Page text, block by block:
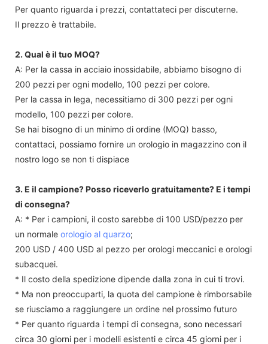
Per quanto riguarda i prezzi, contattateci per discuterne.
Il prezzo è trattabile.
2. Qual è il tuo MOQ?
A: Per la cassa in acciaio inossidabile, abbiamo bisogno di
200 pezzi per ogni modello, 100 pezzi per colore.
Per la cassa in lega, necessitiamo di 300 pezzi per ogni
modello, 100 pezzi per colore.
Se hai bisogno di un minimo di ordine (MOQ) basso,
contattaci, possiamo fornire un orologio in magazzino con il
nostro logo se non ti dispiace
3. E il campione? Posso riceverlo gratuitamente? E i tempi
di consegna?
A: * Per i campioni, il costo sarebbe di 100 USD/pezzo per
un normale orologio al quarzo;
200 USD / 400 USD al pezzo per orologi meccanici e orologi
subacquei.
* Il costo della spedizione dipende dalla zona in cui ti trovi.
* Ma non preoccuparti, la quota del campione è rimborsabile
se riusciamo a raggiungere un ordine nel prossimo futuro
* Per quanto riguarda i tempi di consegna, sono necessari
circa 30 giorni per i modelli esistenti e circa 45 giorni per i